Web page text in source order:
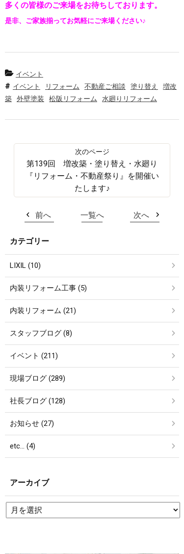
多くの皆様のご来場をお待ちしております。
是非、ご家族揃ってお気軽にご来場ください♪
イベント
イベント
リフォーム 不動産ご相談 塗り替え
増改
築
外壁塗装 松阪リフォーム 水廻りリフォーム
第139回 増改築・塗り替え・水廻り
『リフォーム・不動産祭り』を開催い
たします♪
前へ 一覧へ 次へ
カテゴリー
LIXIL (10)
内装リフォーム工事 (5)
内装リフォーム (21)
スタッフブログ (8)
イベント (211)
現場ブログ (289)
社長ブログ (128)
お知らせ (27)
etc… (4)
アーカイブ